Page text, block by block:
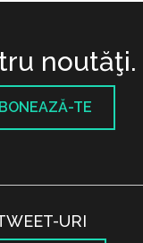
noutăţi.
TE
URI